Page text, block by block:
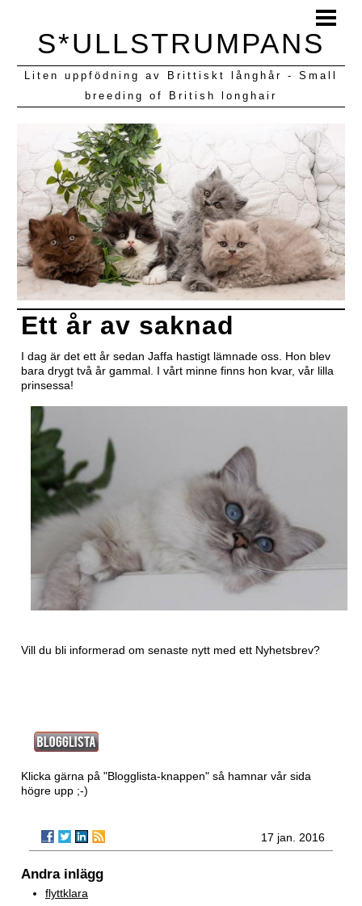
BLOGG
KULLAR VI HAFT
S*ULLSTRUMPANS
Liten uppfödning av Brittiskt långhår - Small
breeding of British longhair
Ett år av saknad
I dag är det ett år sedan Jaffa hastigt lämnade oss. Hon blev
bara drygt två år gammal. I vårt minne finns hon kvar, vår lilla
prinsessa!
Vill du bli informerad om senaste nytt med ett Nyhetsbrev?
Klicka gärna på "Blogglista-knappen" så hamnar vår sida
högre upp ;-)
17 jan. 2016
Andra inlägg
flyttklara